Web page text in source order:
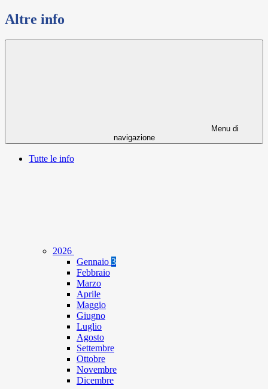
Altre info
Menu di
navigazione
Tutte le info
2026
Gennaio 3
Febbraio
Marzo
Aprile
Maggio
Giugno
Luglio
Agosto
Settembre
Ottobre
Novembre
Dicembre